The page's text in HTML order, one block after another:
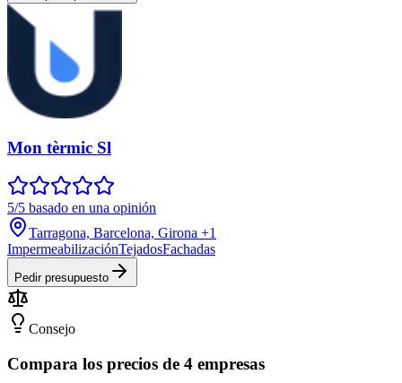
Mon tèrmic Sl
5/5 basado en una opinión
Tarragona, Barcelona, Girona +1
ImpermeabilizaciónTejadosFachadas
Pedir presupuesto
Consejo
Compara los precios de 4 empresas